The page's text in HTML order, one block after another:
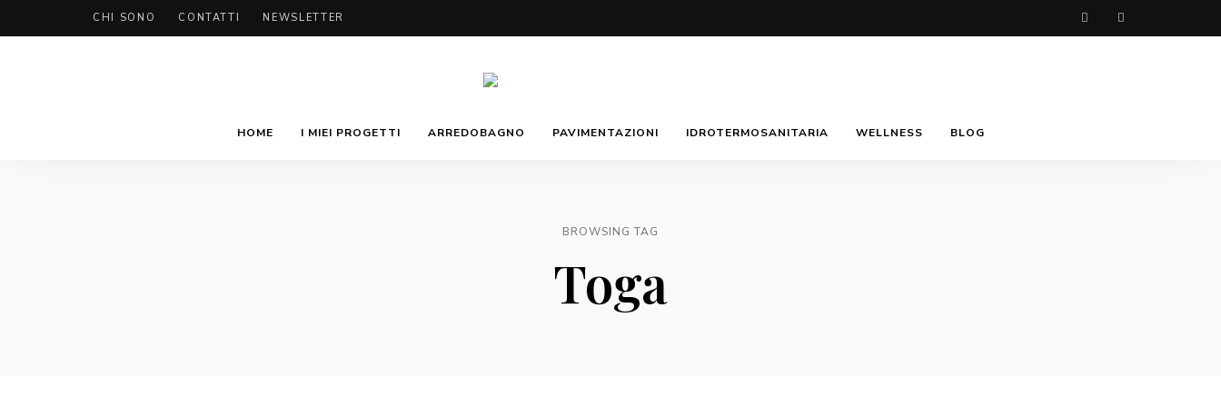
CHI SONO CONTATTI NEWSLETTER
Manuela
HOME I MIEI PROGETTI ARREDOBAGNO PAVIMENTAZIONI IDROTERMOSANITARIA WELLNESS BLOG
BROWSING TAG
Toga